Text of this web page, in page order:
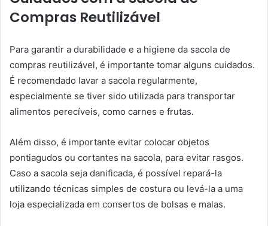
Compras Reutilizável
Para garantir a durabilidade e a higiene da sacola de
compras reutilizável, é importante tomar alguns cuidados.
É recomendado lavar a sacola regularmente,
especialmente se tiver sido utilizada para transportar
alimentos perecíveis, como carnes e frutas.
Além disso, é importante evitar colocar objetos
pontiagudos ou cortantes na sacola, para evitar rasgos.
Caso a sacola seja danificada, é possível repará-la
utilizando técnicas simples de costura ou levá-la a uma
loja especializada em consertos de bolsas e malas.